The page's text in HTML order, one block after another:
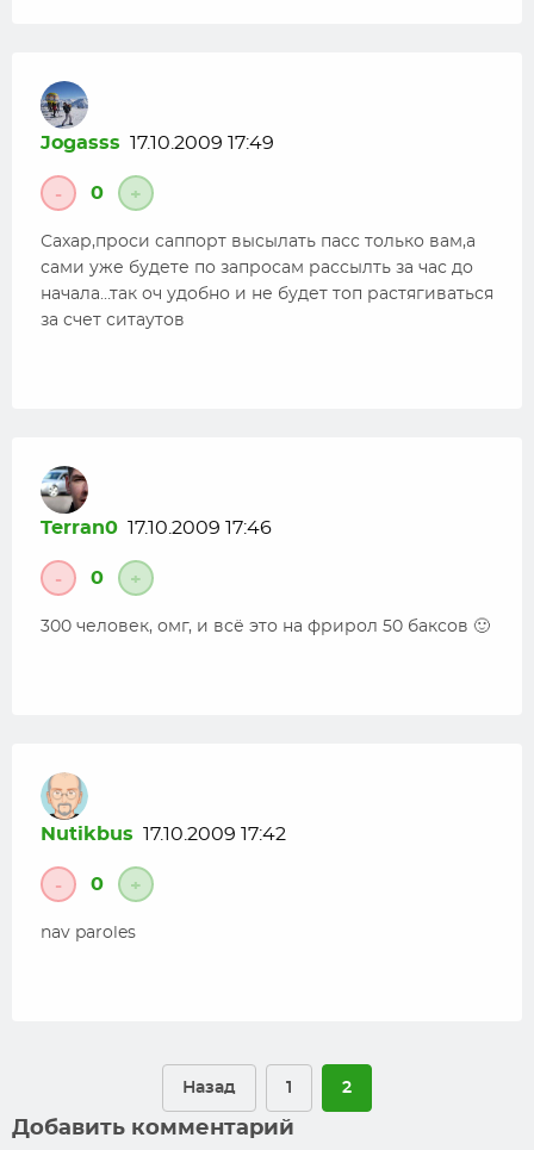
Jogasss 17.10.2009 17:49
- 0 +
Сахар,проси саппорт высылать пасс только вам,а
сами уже будете по запросам рассылть за час до
начала…так оч удобно и не будет топ растягиваться
за счет ситаутов
Terran0 17.10.2009 17:46
- 0 +
300 человек, омг, и всё это на фрирол 50 баксов 🙂
Nutikbus 17.10.2009 17:42
- 0 +
nav paroles
Назад 1 2
Добавить комментарий